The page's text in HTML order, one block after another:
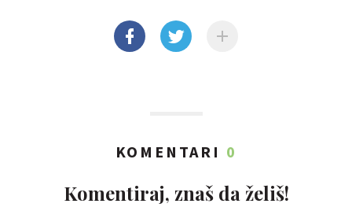
KOMENTARI 0
Komentiraj, znaš da želiš!